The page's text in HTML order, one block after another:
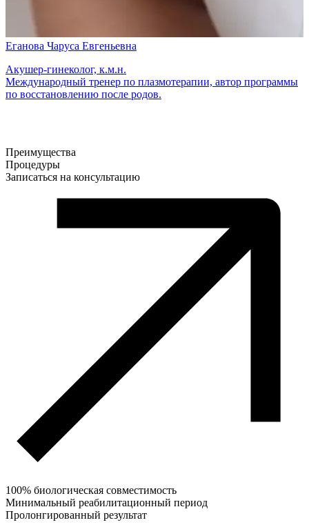
Еганова Чаруса Евгеньевна
Акушер-гинеколог, к.м.н.
Международный тренер по плазмотерапии, автор программы
по восстановлению после родов.
Преимущества
Процедуры
Записаться на консультацию
100% биологическая совместимость
Минимальный реабилитационный период
Пролонгированный результат